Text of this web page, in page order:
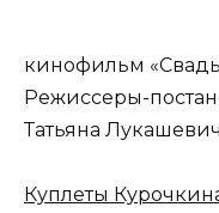
кинофильм
Режиссеры-
Татьяна
Куплеты